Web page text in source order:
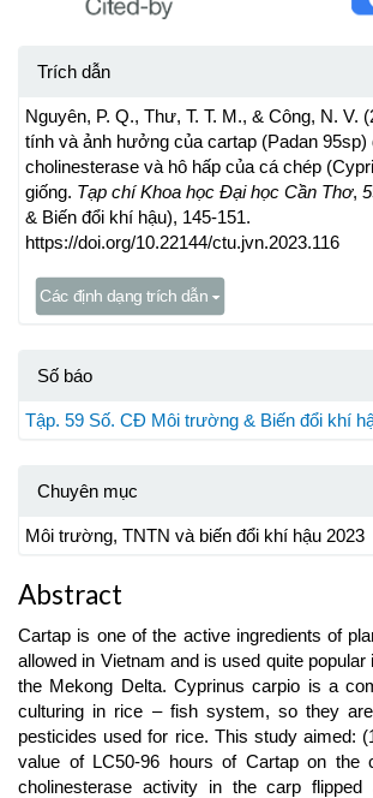
Trích dẫn
Nguyên, P. Q., Thư, T. T. M., & Công, N. V.
tính và ảnh hưởng của cartap (Padan 95sp)
cholinesterase và hô hấp của cá chép
giống. Tạp chí Khoa học Đại học Cần Thơ,
& Biến đổi khí hậu), 145-151.
https://doi.org/10.22144/ctu.jvn.2023.116
Các định dạng trích dẫn
Số báo
Tập. 59 Số. CĐ Môi trường & Biến đổi khí
Chuyên mục
Môi trường, TNTN và biến đổi khí hậu 2023
Abstract
Cartap is one of the active ingredients of
allowed in Vietnam and is used quite popular
the Mekong Delta. Cyprinus carpio is a
culturing in rice – fish system, so they
pesticides used for rice. This study aimed:
value of LC50-96 hours of Cartap on the
cholinesterase activity in the carp flipped